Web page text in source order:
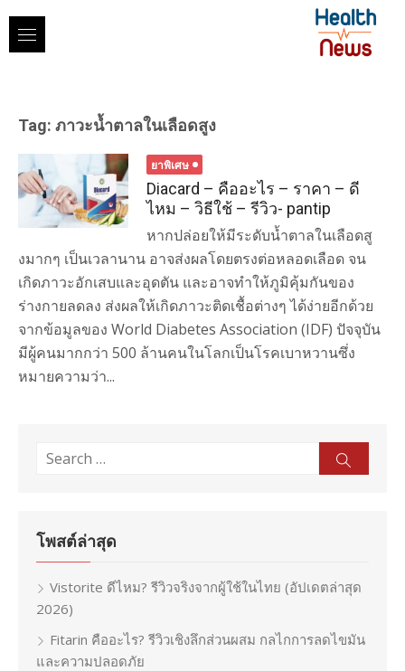
content
Tag: ภาวะน้ำตาลในเลือดสูง
ยาพิเศษ
Diacard – คืออะไร – ราคา – ดี
ไหม – วิธีใช้ – รีวิว- pantip
หากปล่อยให้มีระดับน้ำตาลในเลือดสู
งมากๆ เป็นเวลานาน อาจส่งผลโดยตรงต่อหลอดเลือด จน
เกิดภาวะอักเสบและอุดตัน และอาจทำให้ภูมิคุ้มกันของ
ร่างกายลดลง ส่งผลให้เกิดภาวะติดเชื้อต่างๆ ได้ง่ายอีกด้วย
จากข้อมูลของ World Diabetes Association (IDF) ปัจจุบัน
มีผู้คนมากกว่า 500 ล้านคนในโลกเป็นโรคเบาหวานซึ่ง
หมายความว่า...
Search
โพสต์ล่าสุด
Vistorite ดีไหม? รีวิวจริงจากผู้ใช้ในไทย (อัปเดตล่าสุด
2026)
Fitarin คืออะไร? รีวิวเชิงลึกส่วนผสม กลไกการลดไขมัน
และความปลอดภัย